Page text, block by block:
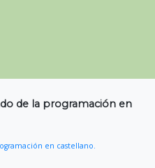
de la programación en
en castellano.